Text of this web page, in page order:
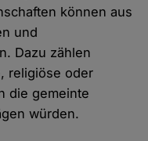
können aus
und
Dazu zählen
religiöse oder
die gemeinte
würden.